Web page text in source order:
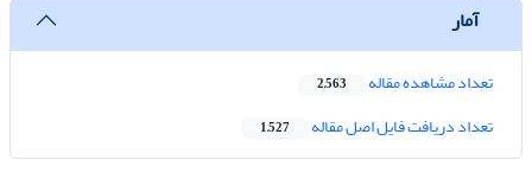
آمار
تعداد مشاهده مقاله 2,563
تعداد دریافت فایل اصل مقاله 1,527